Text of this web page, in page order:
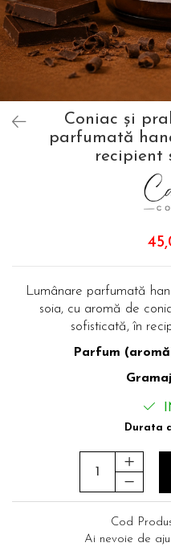
Coniac și
parfumată
recipient
Lumânare parfumată
soia, cu aromă de
sofisticată, în
Parfum
Durata
Cod
Ai nevoie de